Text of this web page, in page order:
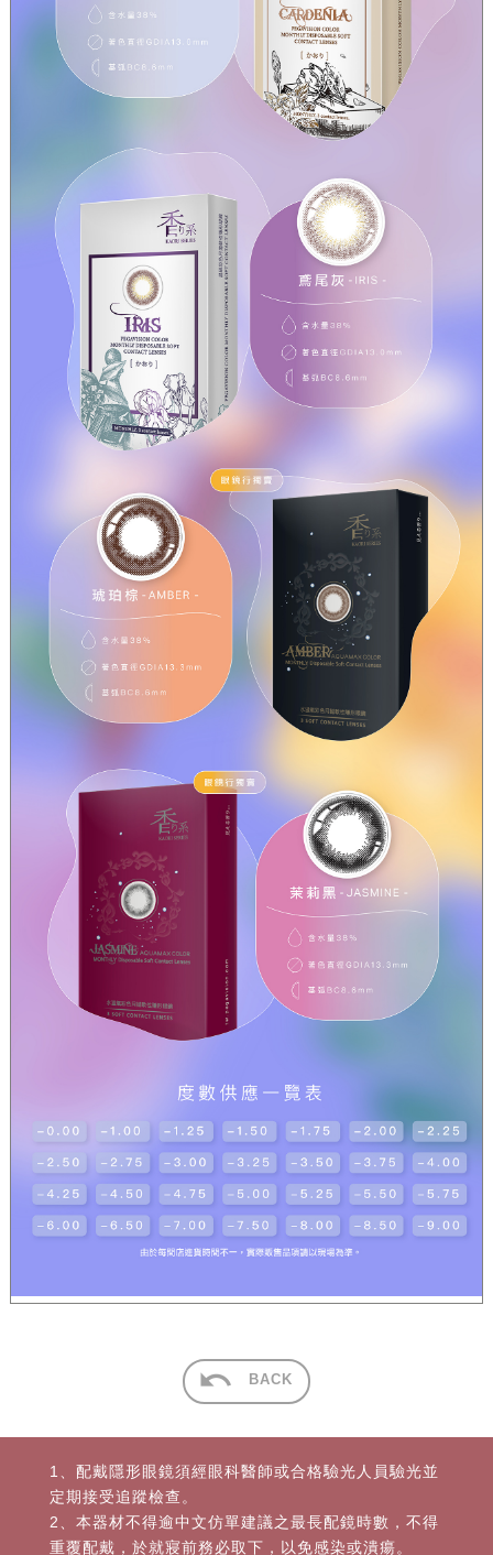
BACK
1、配戴隱形眼鏡須經眼科醫師或合格驗光人員驗光並
定期接受追蹤檢查。
2、本器材不得逾中文仿單建議之最長配鏡時數，不得
重覆配戴，於就寢前務必取下，以免感染或潰瘍。